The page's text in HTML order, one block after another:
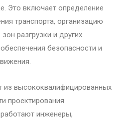
Это включает определение
транспорта, организацию
разгрузки и других
безопасности и
из высококвалифицированных
проектирования
инженеры,